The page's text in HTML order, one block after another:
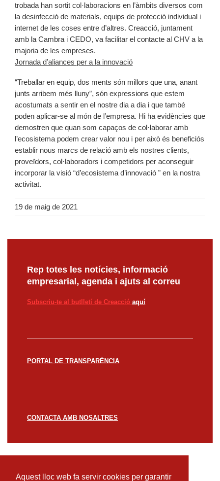
Aquest lloc web fa servir cookies per garantir
trobada han sortit col·laboracions en l’àmbits diversos com
la desinfecció de materials, equips de protecció individual i
internet de les coses entre d’altres. Creacció, juntament
amb la Cambra i CEDO, va facilitar el contacte al CHV a la
majoria de les empreses.
Jornada d’aliances per a la innovació
“Treballar en equip, dos ments són millors que una, anant
junts arribem més lluny”, són expressions que estem
acostumats a sentir en el nostre dia a dia i que també
poden aplicar-se al món de l’empresa. Hi ha evidències que
demostren que quan som capaços de col·laborar amb
l’ecosistema podem crear valor nou i per això és beneficiós
establir nous marcs de relació amb els nostres clients,
proveïdors, col·laboradors i competidors per aconseguir
incorporar la visió “d’ecosistema d’innovació ” en la nostra
activitat.
19 de maig de 2021
Rep totes les notícies, informació
empresarial, agenda i ajuts al correu
Subscriu-te al butlletí de Creacció aquí
PORTAL DE TRANSPARÈNCIA
CONTACTA AMB NOSALTRES